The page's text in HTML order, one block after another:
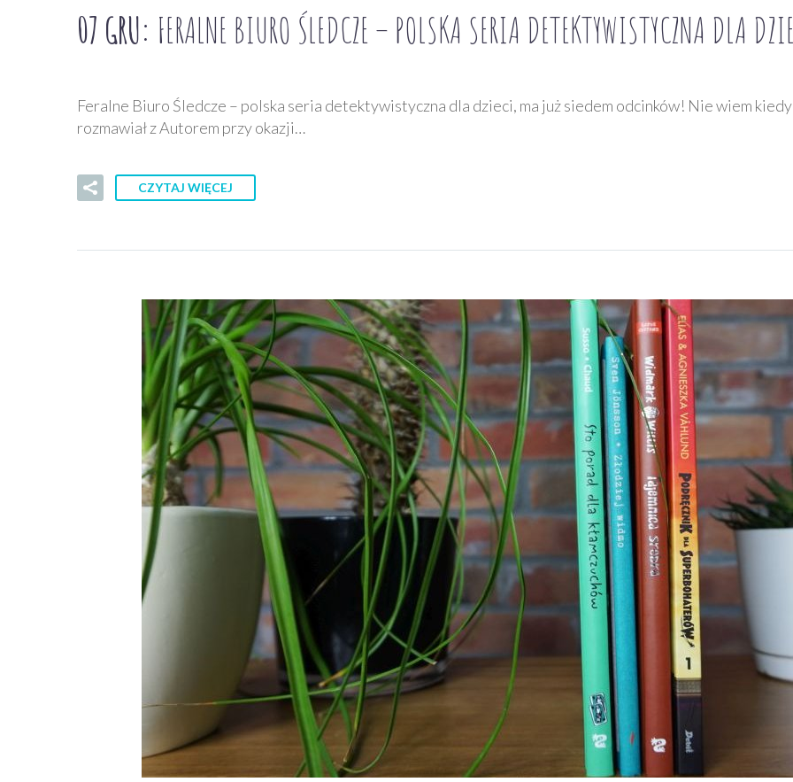
07 GRU: FERALNE BIURO ŚLEDCZE – POLSKA SERIA DETEKTYWISTYCZNA DLA
Feralne Biuro Śledcze – polska seria detektywistyczna dla dzieci, ma już siedem odcinków! Nie wiem
rozmawiał z Autorem przy okazji…
CZYTAJ WIĘCEJ